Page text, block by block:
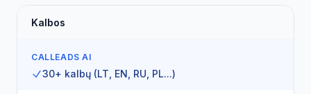
Kalbos
CALLEADS AI
30+ kalbų (LT, EN, RU, PL...)